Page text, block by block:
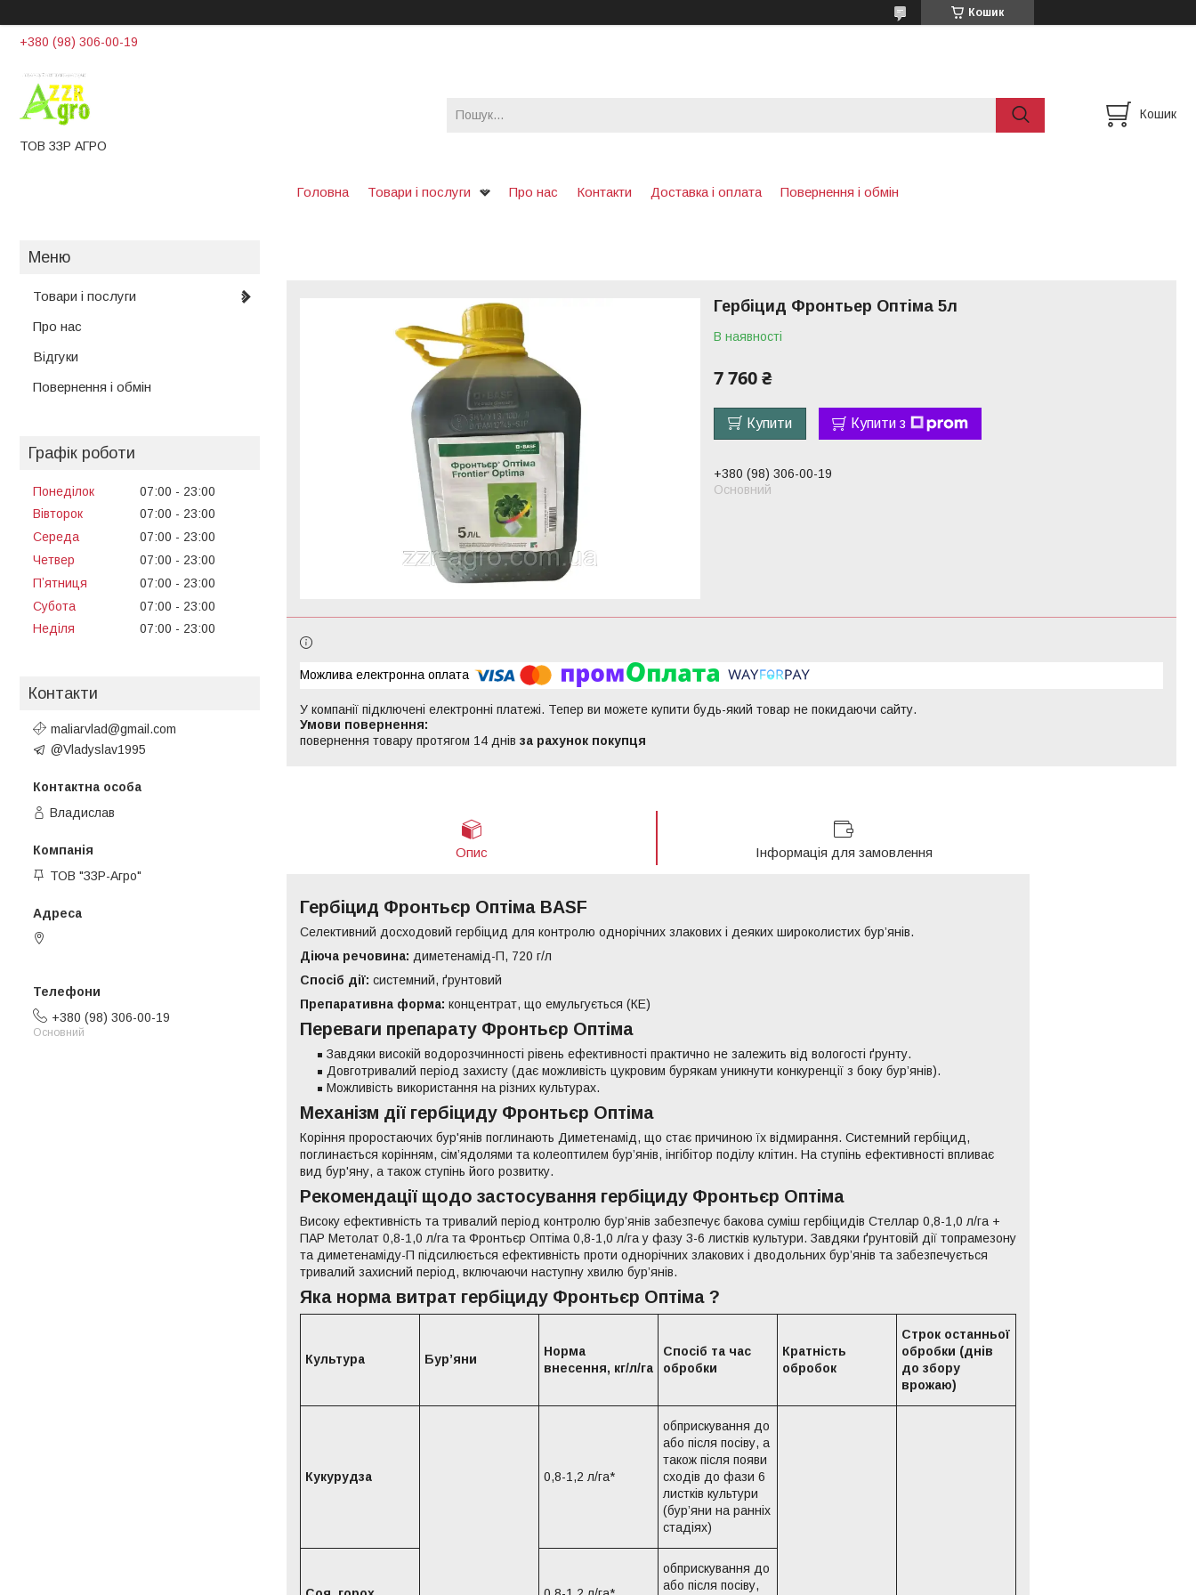
Кошик
+380 (98) 306-00-19
ТОВ ЗЗР АГРО
Кошик
Головна Товари і послуги Про нас Контакти Доставка і оплата Повернення і обмін
Гербіцид Фронтьер Оптіма 5л
В наявності
7 760 ₴
Купити Купити з
+380 (98) 306-00-19
Основний
У компанії підключені електронні платежі. Тепер ви можете купити будь-який товар не покидаючи сайту.
повернення товару протягом 14 днів за рахунок покупця
Опис Інформація для замовлення
Гербіцид Фронтьєр Оптіма BASF
Селективний досходовий гербіцид для контролю однорічних злакових і деяких широколистих бур’янів.
Діюча речовина: диметенамід-П, 720 г/л
Спосіб дії: системний, ґрунтовий
Препаративна форма: концентрат, що емульгується (КЕ)
Переваги препарату Фронтьєр Оптіма
Завдяки високій водорозчинності рівень ефективності практично не залежить від вологості ґрунту.
Довготривалий період захисту (дає можливість цукровим бурякам уникнути конкуренції з боку бур’янів).
Можливість використання на різних культурах.
Механізм дії гербіциду Фронтьєр Оптіма
Коріння проростаючих бур'янів поглинають Диметенамід, що стає причиною їх відмирання. Системний гербіцид,
поглинається корінням, сім’ядолями та колеоптилем бур’янів, інгібітор поділу клітин. На ступінь ефективності впливає
вид бур'яну, а також ступінь його розвитку.
Рекомендації щодо застосування гербіциду Фронтьєр Оптіма
Високу ефективність та тривалий період контролю бур’янів забезпечує бакова суміш гербіцидів Стеллар 0,8-1,0 л/га +
ПАР Метолат 0,8-1,0 л/га та Фронтьєр Оптіма 0,8-1,0 л/га у фазу 3-6 листків культури. Завдяки ґрунтовій дії топрамезону
та диметенаміду-П підсилюється ефективність проти однорічних злакових і дводольних бур’янів та забезпечується
тривалий захисний період, включаючи наступну хвилю бур’янів.
Яка норма витрат гербіциду Фронтьєр Оптіма ?
Культура Бур’яни
Норма
внесення, кг/л/га
Спосіб та час
обробки
Кратність
обробок
Строк останньої
обробки (днів
до збору
врожаю)
Кукурудза 0,8-1,2 л/га*
обприскування до
або після посіву, а
також після появи
сходів до фази 6
листків культури
(бур’яни на ранніх
стадіях)
обприскування до
або після посіву,
Товари і послуги
Про нас
Відгуки
Повернення і обмін
Графік роботи
Понеділок 07:00
23:00
Вівторок
07:00
23:00
Середа
07:00
23:00
Четвер
07:00
23:00
Пʼятниця
07:00
23:00
Субота
07:00
23:00
Неділя
07:00 23:00
Контакти
maliarvlad@gmail.com
@Vladyslav1995
Владислав
ТОВ "ЗЗР-Агро"
+380 (98) 306-00-19
Основний